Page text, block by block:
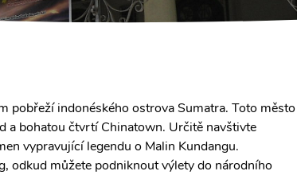
pobřeží indonéského ostrova Sumatra. Toto město
a bohatou čtvrtí Chinatown. Určitě navštivte
vypravující legendu o Malin Kundangu.
odkud můžete podniknout výlety do národního